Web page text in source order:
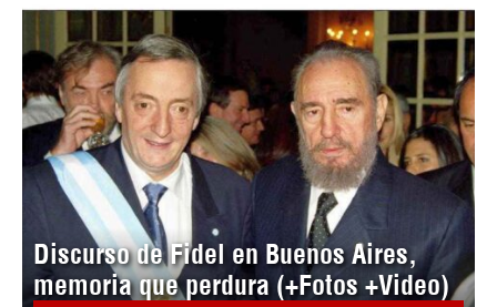
Discurso de Fidel en Buenos Aires,
memoria que perdura (+Fotos +Video)